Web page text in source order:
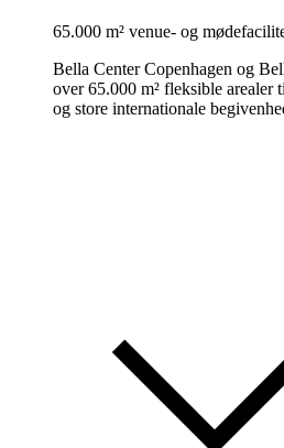
65.000 m² venue- og
Bella Center Copenhagen og
over 65.000 m² fleksible arealer
og store internationale